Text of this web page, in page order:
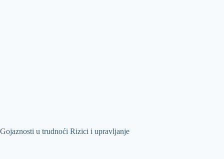
Gojaznosti u trudnoći Rizici i upravljanje